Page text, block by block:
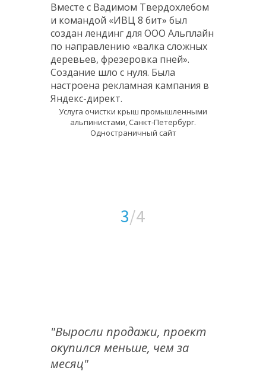
Вместе с Вадимом Твердохлебом
и командой «ИВЦ 8 бит» был
создан лендинг для ООО Альплайн
по направлению «валка сложных
деревьев, фрезеровка пней».
Создание шло с нуля. Была
настроена рекламная кампания в
Яндекс-директ.
Услуга очистки крыш промышленными
альпинистами, Санкт-Петербург.
Одностраничный сайт
"Выросли продажи, проект
окупился меньше, чем за
месяц"
3/4